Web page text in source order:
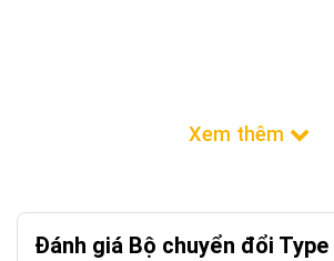
Đánh giá Bộ chuyển đổi Type